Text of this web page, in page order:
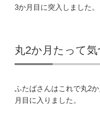
3か月目に突入しました。
丸2か月たって
ふたばさんはこれで丸2
月目に入りました。